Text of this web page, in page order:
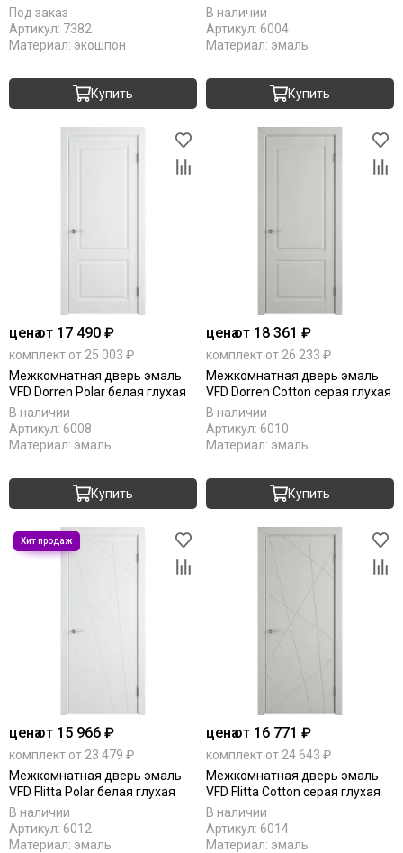
Под заказ
Артикул: 7382
Материал: экошпон
Купить
В наличии
Артикул: 6004
Материал: эмаль
Купить
ценаот 17 490 ₽
комплект от 25 003 ₽
Межкомнатная дверь эмаль
VFD Dorren Polar белая глухая
В наличии
Артикул: 6008
Материал: эмаль
Купить
ценаот 18 361 ₽
комплект от 26 233 ₽
Межкомнатная дверь эмаль
VFD Dorren Cotton серая глухая
В наличии
Артикул: 6010
Материал: эмаль
Купить
ценаот 15 966 ₽
комплект от 23 479 ₽
Межкомнатная дверь эмаль
VFD Flitta Polar белая глухая
В наличии
Артикул: 6012
Материал: эмаль
ценаот 16 771 ₽
комплект от 24 643 ₽
Межкомнатная дверь эмаль
VFD Flitta Cotton серая глухая
В наличии
Артикул: 6014
Материал: эмаль